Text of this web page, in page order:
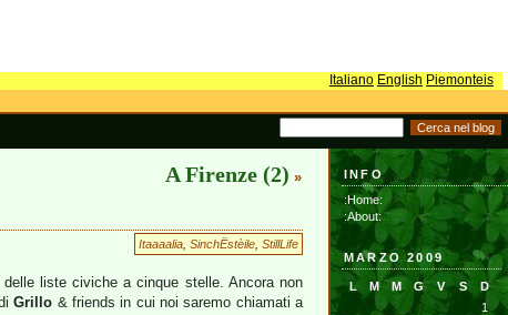
Italiano English Piemonteis
A Firenze (2) »
Itaaaalia SinchËstèile StillLife
liste civiche a cinque stelle. Ancora non
Grillo & friends in cui noi saremo chiamati a
INFO
:Home:
:About:
MARZO 2009
L M M G V S
D
1